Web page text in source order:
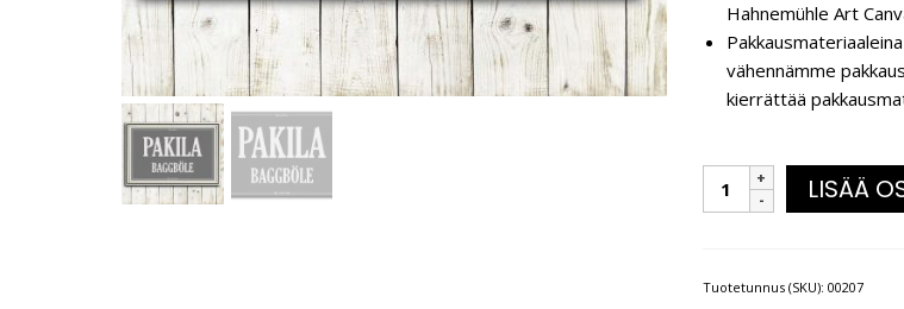
Hahnemühle Art
vähennämme
kierrättää
LISÄÄ
Tuotetunnus (SKU): 00207